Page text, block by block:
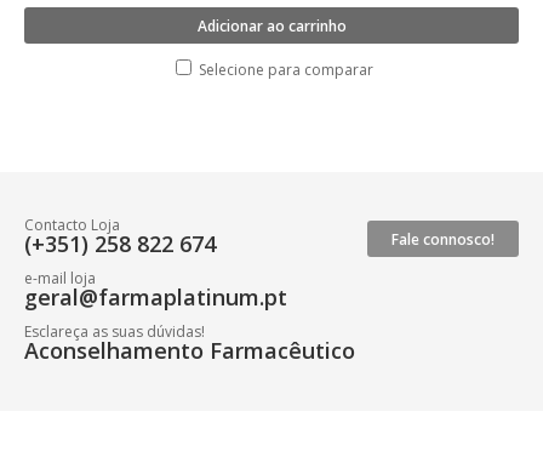
Adicionar ao carrinho
Selecione para comparar
Fale connosco!
Contacto Loja
(+351) 258 822 674
e-mail loja
geral@farmaplatinum.pt
Esclareça as suas dúvidas!
Aconselhamento Farmacêutico